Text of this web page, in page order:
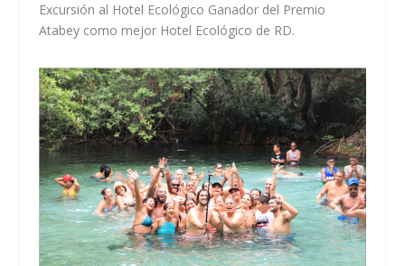
Excursión al Hotel Ecológico Ganador del Premio
Atabey como mejor Hotel Ecológico de RD.